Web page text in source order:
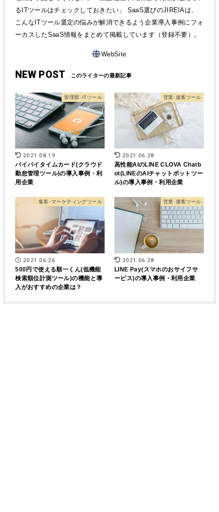
るITツールはチェックしておきたい」 SaaS選びのJIREIAは、
こんなITツール選定の悩みが解消できるよう企業導入事例にフォ
ーカスしたSaaS情報をまとめて掲載しています（登録不要）。
WebSite
NEW POST
管理部･ITツール
2021.08.19
バイバイタイムカード(クラウド
勤怠管理ツール)の導入事例・利
用企業
営業･接客ツール
2021.06.28
高性能AIのLINE CLOVA Chatb
ot(LINEのAIチャットボットツー
ル)の導入事例・利用企業
集客･マーケティングツール
2021.06.26
500円で使える順一くん(低機能
検索順位計測ツール)の機能と導
入がおすすめの企業は？
営業･接客ツール
2021.06.28
LINE Pay(スマホのおサイフサ
ービス)の導入事例・利用企業